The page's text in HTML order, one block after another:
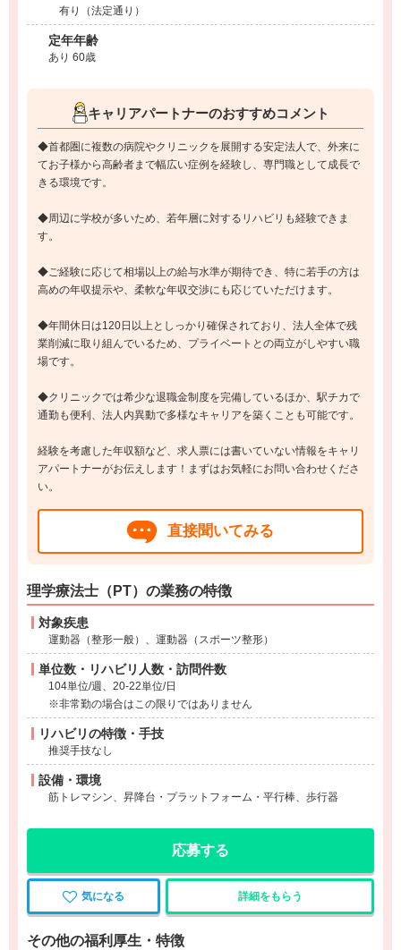
有り（法定通り）
定年年齢
あり 60歳
キャリアパートナーのおすすめコメント
◆首都圏に複数の病院やクリニックを展開する安定法人で、外来に
てお子様から高齢者まで幅広い症例を経験し、専門職として成長で
きる環境です。
◆周辺に学校が多いため、若年層に対するリハビリも経験できま
す。
◆ご経験に応じて相場以上の給与水準が期待でき、特に若手の方は
高めの年収提示や、柔軟な年収交渉にも応じていただけます。
◆年間休日は120日以上としっかり確保されており、法人全体で残
業削減に取り組んでいるため、プライベートとの両立がしやすい職
場です。
◆クリニックでは希少な退職金制度を完備しているほか、駅チカで
通勤も便利、法人内異動で多様なキャリアを築くことも可能です。
経験を考慮した年収額など、求人票には書いていない情報をキャリ
アパートナーがお伝えします！まずはお気軽にお問い合わせくださ
い。
直接聞いてみる
理学療法士（PT）の業務の特徴
対象疾患
運動器（整形一般）、運動器（スポーツ整形）
単位数・リハビリ人数・訪問件数
104単位/週、20-22単位/日
※非常勤の場合はこの限りではありません
リハビリの特徴・手技
推奨手技なし
設備・環境
筋トレマシン、昇降台・プラットフォーム・平行棒、歩行器
応募する
気になる 詳細をもらう
その他の福利厚生・特徴